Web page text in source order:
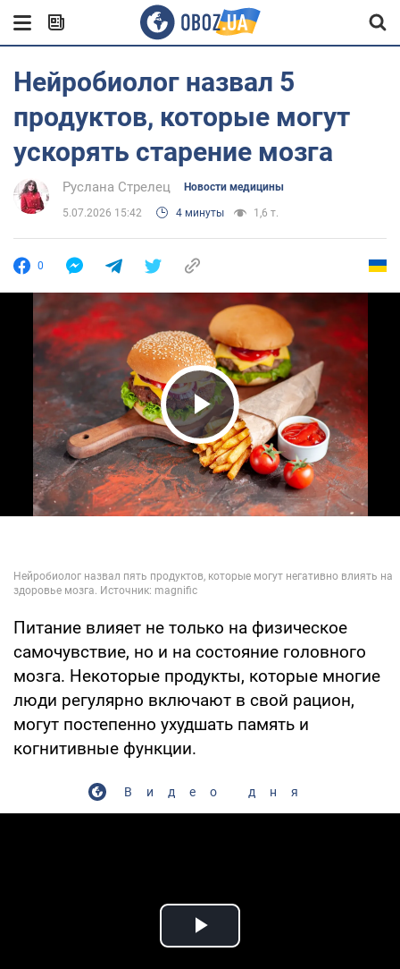
Нейробиолог назвал 5
продуктов, которые могут
ускорять старение мозга
Руслана Стрелец Новости медицины
5.07.2026 15:42 4 минуты 1,6 т.
0
Play Video
Питание влияет не только на физическое
самочувствие, но и на состояние головного
мозга. Некоторые продукты, которые многие
люди регулярно включают в свой рацион,
могут постепенно ухудшать память и
когнитивные функции.
Видео дня
Play Video